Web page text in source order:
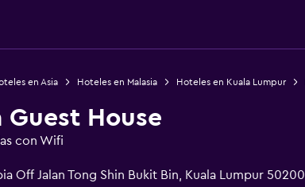
en Asia Hoteles en Malasia Hoteles en Kuala Lumpur
Guest House
con Wifi
Off Jalan Tong Shin Bukit Bin, Kuala Lumpur 50200